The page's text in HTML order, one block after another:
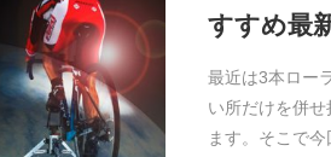
すすめ最
最近は3本ロー
い所だけを併
ます。そこで